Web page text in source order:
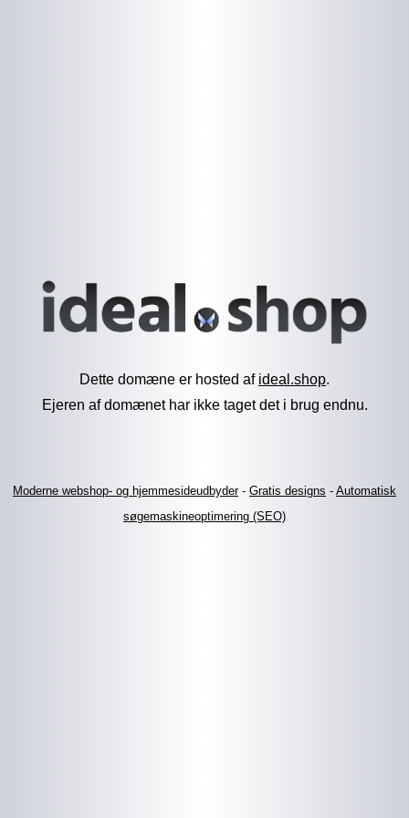
Dette domæne er hosted af ideal.shop.
Ejeren af domænet har ikke taget det i brug endnu.
Moderne webshop- og hjemmesideudbyder- Gratis designs - Automatisk
søgemaskineoptimering (SEO)